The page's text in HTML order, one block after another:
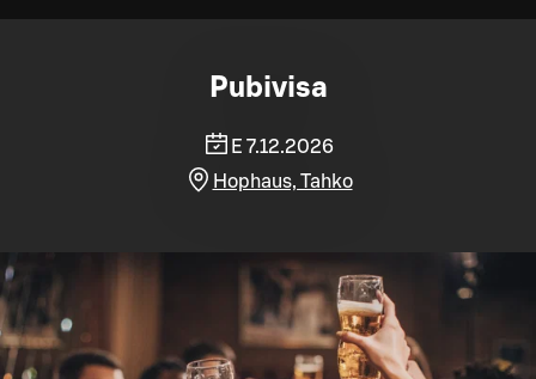
Pubivisa
E 7.12.2026
Hophaus, Tahko